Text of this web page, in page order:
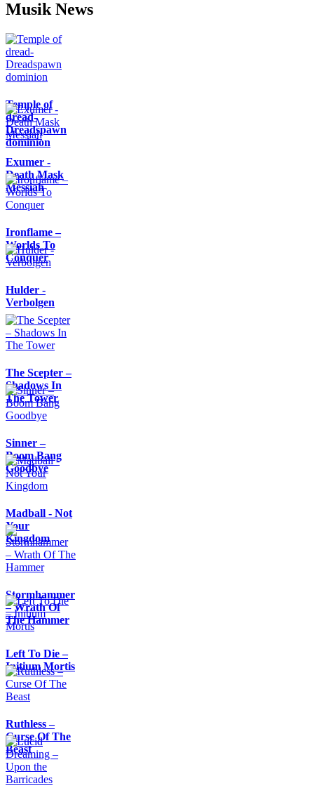
Musik News
Temple of
dread-
Dreadspawn
dominion
Exumer -
Death Mask
Messiah
Ironflame –
Worlds To
Conquer
Hulder -
Verbolgen
The Scepter –
Shadows In
The Tower
Sinner –
Boom Bang
Goodbye
Madball - Not
Your
Kingdom
Stormhammer
– Wrath Of
The Hammer
Left To Die –
Initium Mortis
Ruthless –
Curse Of The
Beast